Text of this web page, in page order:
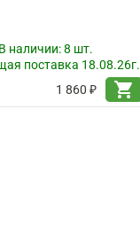
наличии:8 шт.
поставка 18.08.26г.
1 860 ₽
shopping_cart